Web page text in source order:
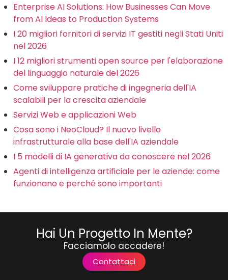
Enterprise AI Solutions: How Businesses Can Move
from AI Ideas to Production Systems
I 20 migliori fornitori di servizi IT gestiti negli Stati Uniti
nel 2026
I 12 migliori strumenti open source per l'elaborazione
del linguaggio naturale del 2026
Come sviluppare pratiche di ingegneria dell'IA
scalabili per la crescita aziendale
Servizi Web e applicazioni Web
Cosa sono i NeoCloud? Il nuovo livello
infrastrutturale alla base dell'IA aziendale
I 5 modelli di IA generativa da conoscere nel 2026
Agenti di intelligenza artificiale per le aziende: come
funzionano e perché sono importanti
Hai Un Progetto In Mente?
Facciamolo accadere!
Contattaci